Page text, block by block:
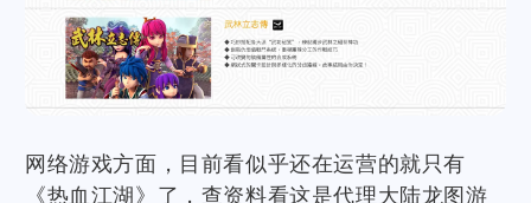
网络游戏方面，目前看似乎还在运营的就只有
《热血江湖》了，查资料看这是代理大陆龙图游